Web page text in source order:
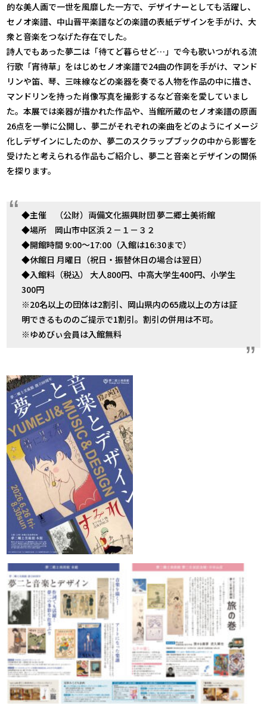
的な美人画で一世を風靡した一方で、デザイナーとしても活躍し、
セノオ楽譜、中山晋平楽譜などの楽譜の表紙デザインを手がけ、大
衆と音楽をつなげた存在でした。
詩人でもあった夢二は「待てど暮らせど…」で今も歌いつがれる流
行歌「宵待草」をはじめセノオ楽譜で24曲の作詞を手がけ、マンド
リンや笛、琴、三味線などの楽器を奏でる人物を作品の中に描き、
マンドリンを持った肖像写真を撮影するなど音楽を愛していまし
た。本展では楽器が描かれた作品や、当館所蔵のセノオ楽譜の原画
26点を一挙に公開し、夢二がそれぞれの楽曲をどのようにイメージ
化しデザインにしたのか、夢二のスクラップブックの中から影響を
受けたと考えられる作品もご紹介し、夢二と音楽とデザインの関係
を探ります。
◆主催 （公財）両備文化振興財団 夢二郷土美術館
◆場所 岡山市中区浜２－１－３２
◆開館時間 9:00～17:00（入館は16:30まで）
◆休館日 月曜日（祝日・振替休日の場合は翌日）
◆入館料（税込） 大人800円、中高大学生400円、小学生
300円
※20名以上の団体は2割引、岡山県内の65歳以上の方は証
明できるもののご提示で1割引。割引の併用は不可。
※ゆめびぃ会員は入館無料